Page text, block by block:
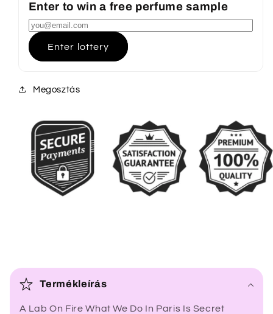
Enter to win a free perfume sample
Enter lottery
Megosztás
s
Termékleírás
A Lab On Fire What We Do In Paris Is Secret